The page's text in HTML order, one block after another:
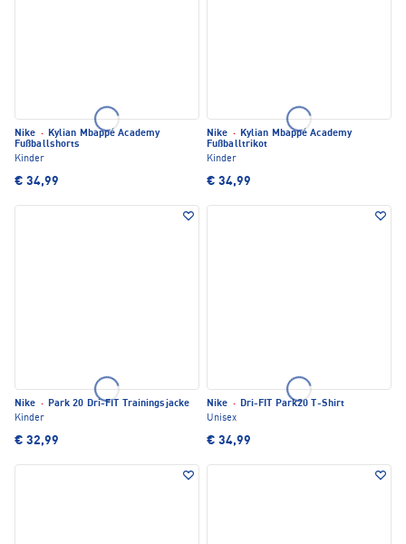
Nike · Kylian Mbappé Academy
Fußballshorts
Kinder
€ 34,99
Nike · Kylian Mbappé Academy
Fußballtrikot
Kinder
€ 34,99
Nike · Park 20 Dri-FIT Trainingsjacke
Kinder
€ 32,99
Nike · Dri-FIT Park20 T-Shirt
Unisex
€ 34,99